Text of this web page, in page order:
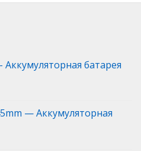
Аккумуляторная батарея
— Аккумуляторная